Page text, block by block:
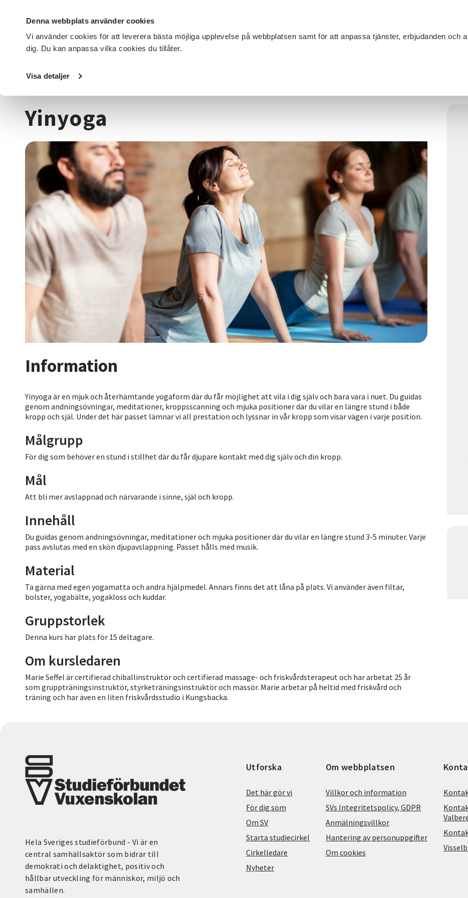
Denna webbplats använder cookies
Vi använder cookies för att leverera bästa möjliga upplevelse på webbplatsen samt för att anpassa tjänster, erbjudanden och
dig. Du kan anpassa vilka cookies du tillåter.
Visa detaljer
DET HÄR GÖR VI FÖR DIG SOM SÖK KURSER OCH EVENEMANG
Startsida / Kurser och evenemang
Yinyoga
Information
Yinyoga är en mjuk och återhämtande yogaform där du får möjlighet att vila i dig själv och bara vara i nuet. Du guidas
genom andningsövningar, meditationer, kroppsscanning och mjuka positioner där du vilar en längre stund i både
kropp och själ. Under det här passet lämnar vi all prestation och lyssnar in vår kropp som visar vägen i varje position.
Målgrupp
För dig som behöver en stund i stillhet där du får djupare kontakt med dig själv och din kropp.
Mål
Att bli mer avslappnad och närvarande i sinne, själ och kropp.
Innehåll
Du guidas genom andningsövningar, meditationer och mjuka positioner där du vilar en längre stund 3-5 minuter. Varje
pass avslutas med en skön djupavslappning. Passet hålls med musik.
Material
Ta gärna med egen yogamatta och andra hjälpmedel. Annars finns det att låna på plats. Vi använder även filtar,
bolster, yogabälte, yogakloss och kuddar.
Gruppstorlek
Denna kurs har plats för 15 deltagare.
Om kursledaren
Marie Seffel är certifierad chiballinstruktör och certifierad massage- och friskvårdsterapeut och har arbetat 25 år
som gruppträningsinstruktör, styrketräningsinstruktör och massör. Marie arbetar på heltid med friskvård och
träning och har även en liten friskvårdsstudio i Kungsbacka.
Hela Sveriges studieförbund - Vi är en
central samhällsaktör som bidrar till
demokrati och delaktighet, positiv och
hållbar utveckling för människor, miljö och
samhällen.
Utforska
Det här gör vi
För dig som
Om SV
Starta studiecirkel
Cirkelledare
Nyheter
Om webbplatsen
Villkor och information
SVs Integritetspolicy, GDPR
Anmälningsvillkor
Hantering av personuppgifter
Om cookies